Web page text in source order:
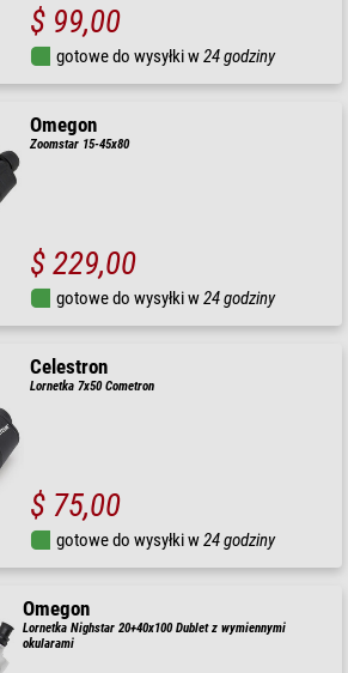
$ 99,00
gotowe do wysyłki w24 godziny
Omegon
Zoomstar 15-45x80
$ 229,00
gotowe do wysyłki w24 godziny
Celestron
Lornetka 7x50 Cometron
$ 75,00
gotowe do wysyłki w24 godziny
Omegon
Lornetka Nighstar 20+40x100 Dublet z wymiennymi
okularami